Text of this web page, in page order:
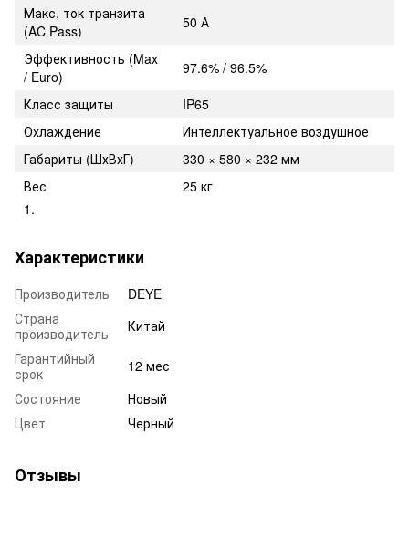
Макс. ток транзита
(AC Pass)
50 А
Эффективность (Max
/ Euro)
97.6% / 96.5%
Класс защиты
IP65
Охлаждение
Интеллектуальное воздушное
Габариты (ШхВхГ)
330 × 580 × 232 мм
Вес
25 кг
Характеристики
Производитель
DEYE
Страна
производитель
Китай
Гарантийный
срок
12 мес
Состояние
Новый
Цвет
Черный
Отзывы